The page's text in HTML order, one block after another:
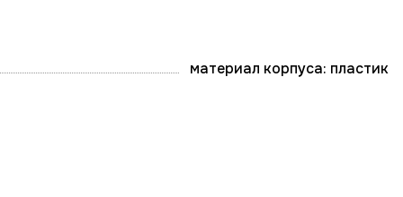
материал корпуса: пластик